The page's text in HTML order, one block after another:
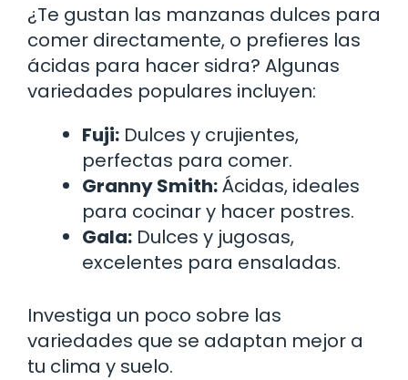
¿Te gustan las manzanas dulces para
comer directamente, o prefieres las
ácidas para hacer sidra? Algunas
variedades populares incluyen:
Fuji: Dulces y crujientes,
perfectas para comer.
Granny Smith:Ácidas, ideales
para cocinar y hacer postres.
Gala: Dulces y jugosas,
excelentes para ensaladas.
Investiga un poco sobre las
variedades que se adaptan mejor a
tu clima y suelo.